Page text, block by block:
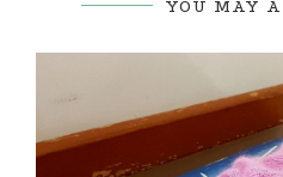
YOU MAY